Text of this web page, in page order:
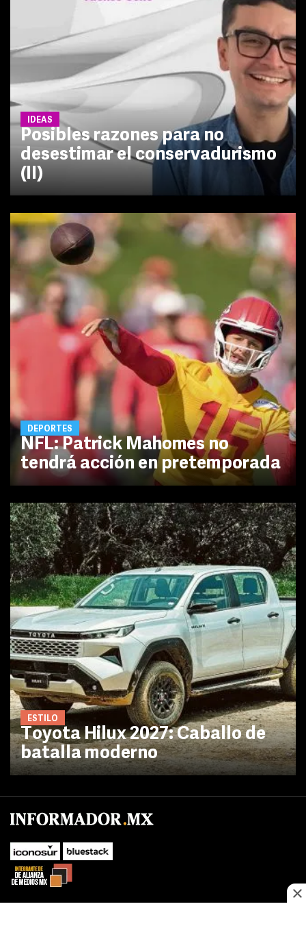
IDEAS
Posibles razones para no
desestimar el conservadurismo
(II)
DEPORTES
NFL: Patrick Mahomes no
tendrá acción en pretemporada
ESTILO
Toyota Hilux 2027: Caballo de
batalla moderno